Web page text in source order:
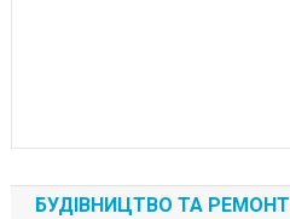
БУДІВНИЦТВО ТА РЕМОНТ